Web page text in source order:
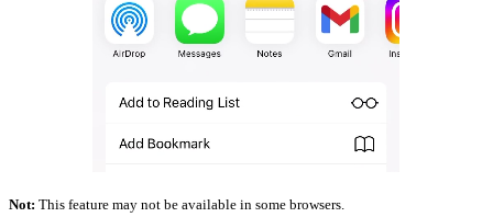
Not: This feature may not be available in some browsers.